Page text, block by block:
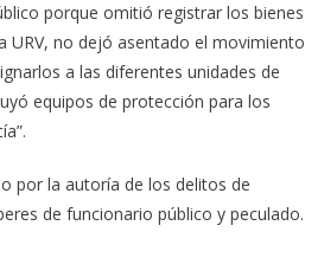
porque omitió registrar los bienes
URV, no dejó asentado el movimiento
a las diferentes unidades de
equipos de protección para los
por la autoría de los delitos de
de funcionario público y peculado.